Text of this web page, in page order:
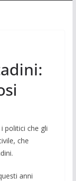
politici che gli
che
anni